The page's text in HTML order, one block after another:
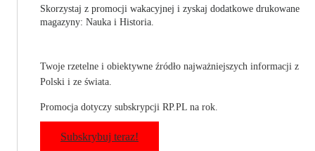
Skorzystaj z promocji wakacyjnej i zyskaj dodatkowe drukowane
magazyny: Nauka i Historia.
Twoje rzetelne i obiektywne źródło najważniejszych informacji z
Polski i ze świata.
Promocja dotyczy subskrypcji RP.PL na rok.
Subskrybuj teraz!